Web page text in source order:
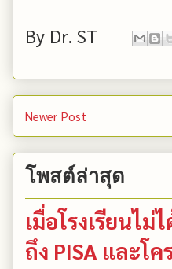
By Dr. ST
Newer Post
โพสต์ล่าสุด
เมื่อโรงเรียนไ
ถึง PISA และโ